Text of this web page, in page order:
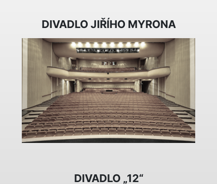
DIVADLO JIŘÍHO MYRONA
DIVADLO „12“